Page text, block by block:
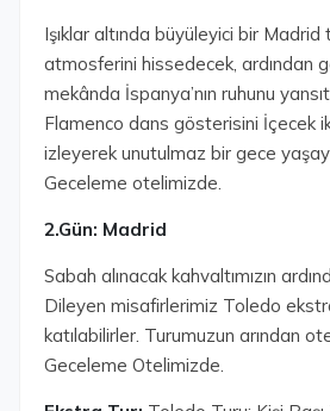
Işıklar altında büyüleyici bir
atmosferini hissedecek, ardından
mekânda İspanya’nın ruhunu
Flamenco dans gösterisini İçecek
izleyerek unutulmaz bir gece
Geceleme otelimizde.
2.Gün: Madrid
Sabah alınacak kahvaltımızın
Dileyen misafirlerimiz Toledo
katılabilirler. Turumuzun arından
Geceleme Otelimizde.